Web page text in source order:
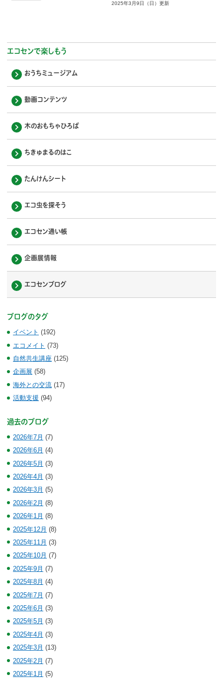
2025年3月9日（日）更新
エコセンで楽しもう
おうちミュージアム
動画コンテンツ
木のおもちゃひろば
ちきゅまるのはこ
たんけんシート
エコ虫を探そう
エコセン通い帳
企画展情報
エコセンブログ
ブログのタグ
イベント (192)
エコメイト (73)
自然共生講座 (125)
企画展 (58)
海外との交流 (17)
活動支援 (94)
過去のブログ
2026年7月 (7)
2026年6月 (4)
2026年5月 (3)
2026年4月 (3)
2026年3月 (5)
2026年2月 (8)
2026年1月 (8)
2025年12月 (8)
2025年11月 (3)
2025年10月 (7)
2025年9月 (7)
2025年8月 (4)
2025年7月 (7)
2025年6月 (3)
2025年5月 (3)
2025年4月 (3)
2025年3月 (13)
2025年2月 (7)
2025年1月 (5)